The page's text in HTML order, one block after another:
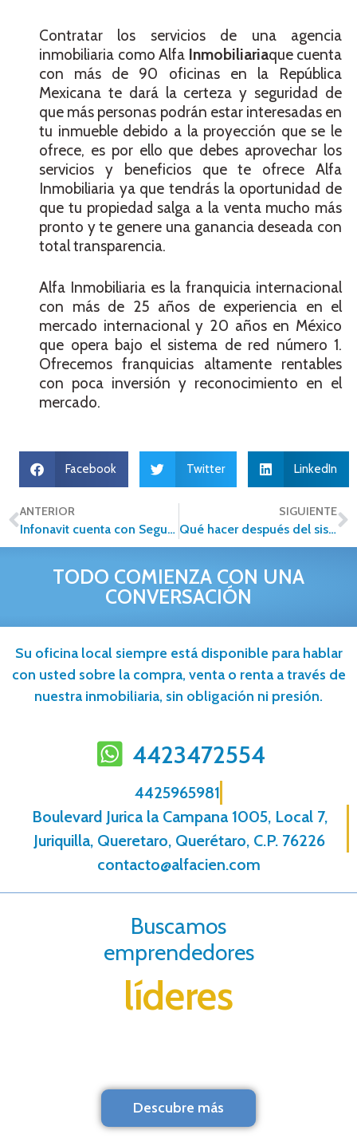
Contratar los servicios de una agencia
inmobiliaria como Alfa Inmobiliariaque cuenta
con más de 90 oficinas en la República
Mexicana te dará la certeza y seguridad de
que más personas podrán estar interesadas en
tu inmueble debido a la proyección que se le
ofrece, es por ello que debes aprovechar los
servicios y beneficios que te ofrece Alfa
Inmobiliaria ya que tendrás la oportunidad de
que tu propiedad salga a la venta mucho más
pronto y te genere una ganancia deseada con
total transparencia.
Alfa Inmobiliaria es la franquicia internacional
con más de 25 años de experiencia en el
mercado internacional y 20 años en México
que opera bajo el sistema de red número 1.
Ofrecemos franquicias altamente rentables
con poca inversión y reconocimiento en el
mercado.
Facebook Twitter LinkedIn
ANTERIOR
Infonavit cuenta con Seguro de Daños para viviendas siniestradas
SIGUIENTE
Qué hacer después del sismo si perdiste tu casa y las escrituras
TODO COMIENZA CON UNA
CONVERSACIÓN
Su oficina local siempre está disponible para hablar
con usted sobre la compra, venta o renta a través de
nuestra inmobiliaria, sin obligación ni presión.
4423472554
4425965981
Boulevard Jurica la Campana 1005, Local 7,
Juriquilla, Queretaro, Querétaro, C.P. 76226
contacto@alfacien.com
Buscamos
emprendedores
líderes
Descubre más